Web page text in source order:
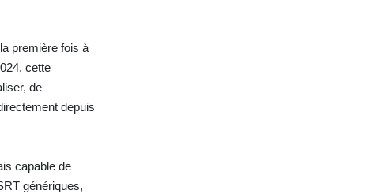
première fois à
cette
de
depuis
capable de
génériques,